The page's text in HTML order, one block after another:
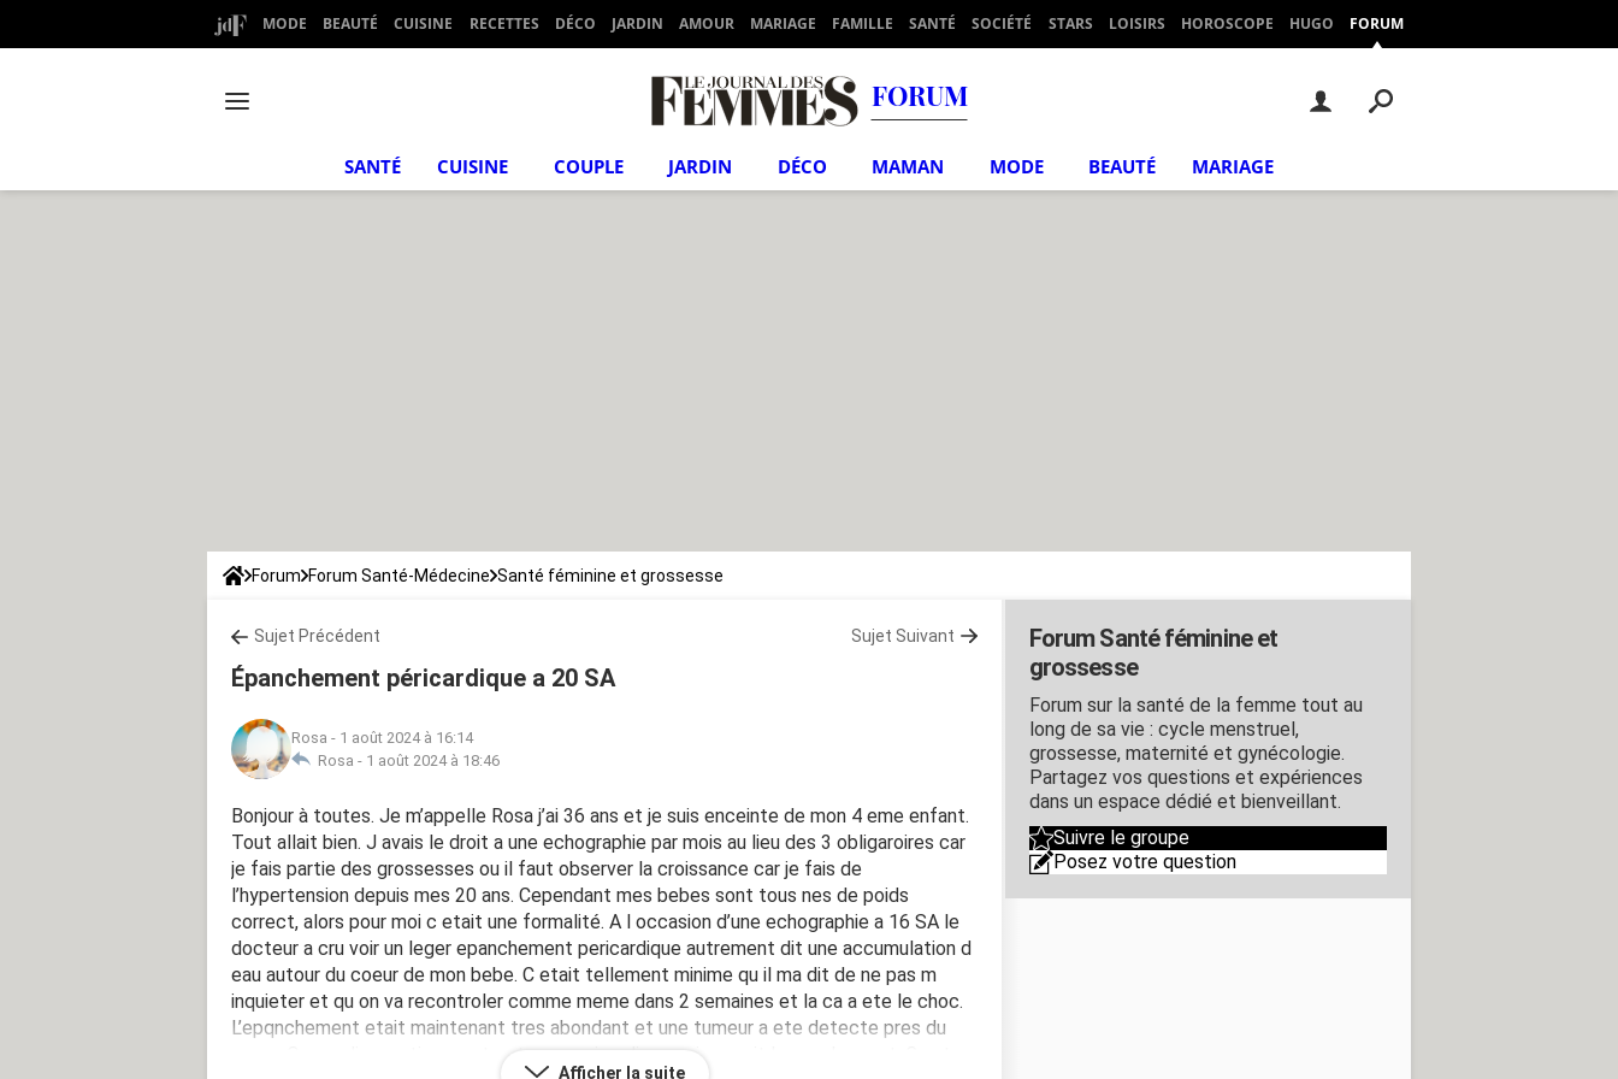
MODE BEAUTÉ CUISINE RECETTES DÉCO JARDIN AMOUR MARIAGE FAMILLE SANTÉ SOCIÉTÉ STARS LOISIRS HOROSCOPE HUGO FORUM
FORUM
SANTÉ CUISINE COUPLE JARDIN DÉCO MAMAN MODE BEAUTÉ MARIAGE
Forum Forum Santé-Médecine Santé féminine et grossesse
Sujet Précédent Sujet Suivant
Épanchement péricardique a 20 SA
Rosa - 1 août 2024 à 16:14
Rosa - 1 août 2024 à 18:46
Bonjour à toutes. Je m’appelle Rosa j’ai 36 ans et je suis enceinte de mon 4 eme enfant.
Tout allait bien. J avais le droit a une echographie par mois au lieu des 3 obligaroires car
je fais partie des grossesses ou il faut observer la croissance car je fais de
l’hypertension depuis mes 20 ans. Cependant mes bebes sont tous nes de poids
correct, alors pour moi c etait une formalité. A l occasion d’une echographie a 16 SA le
docteur a cru voir un leger epanchement pericardique autrement dit une accumulation d
eau autour du coeur de mon bebe. C etait tellement minime qu il ma dit de ne pas m
inquieter et qu on va recontroler comme meme dans 2 semaines et la ca a ete le choc.
L’epqnchement etait maintenant tres abondant et une tumeur a ete detecte pres du
coeur. On ma diagnostique un teratome pericardique qui causait l epanchement. C est un
Afficher la suite
Forum Santé féminine et
grossesse
Forum sur la santé de la femme tout au
long de sa vie : cycle menstruel,
grossesse, maternité et gynécologie.
Partagez vos questions et expériences
dans un espace dédié et bienveillant.
Suivre le groupe
Posez votre question